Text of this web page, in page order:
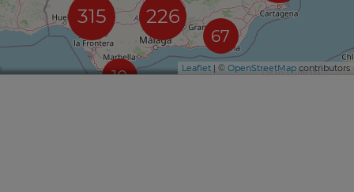
10
226
315
67
Leaflet | © OpenStreetMap contributors